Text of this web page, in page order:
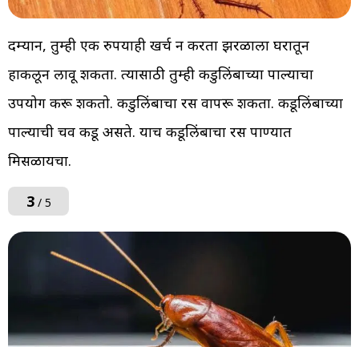
दम्यान, तुम्ही एक रुपयाही खर्च न करता झुरळाला घरातून
हाकलून लावू शकता. त्यासाठी तुम्ही कडुलिंबाच्या पाल्याचा
उपयोग करू शकतो. कडुलिंबाचा रस वापरू शकता. कडूलिंबाच्या
पाल्याची चव कडू असते. याच कडूलिंबाचा रस पाण्यात
मिसळायचा.
3/ 5